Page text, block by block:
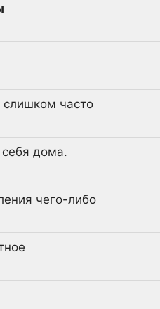
слишком часто
себя дома.
чего-либо